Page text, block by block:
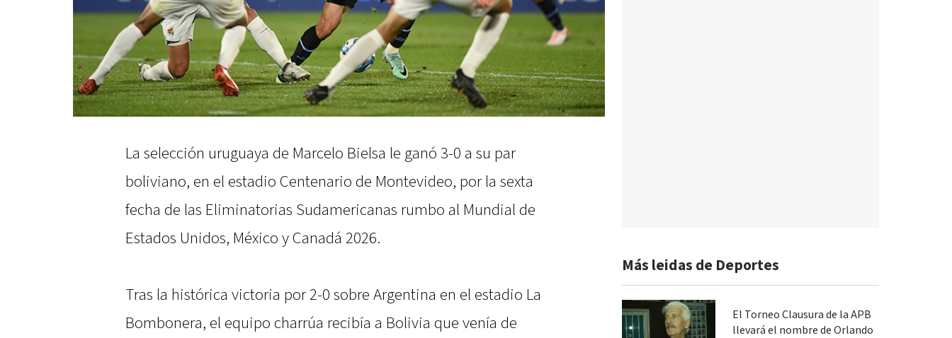
La selección uruguaya de Marcelo Bielsa le ganó 3-0 a su par
boliviano, en el estadio Centenario de Montevideo, por la sexta
fecha de las Eliminatorias Sudamericanas rumbo al Mundial de
Estados Unidos, México y Canadá 2026.
Tras la histórica victoria por 2-0 sobre Argentina en el estadio La
Bombonera, el equipo charrúa recibía a Bolivia que venía de
Más leidas de Deportes
El Torneo Clausura de la APB
llevará el nombre de Orlando